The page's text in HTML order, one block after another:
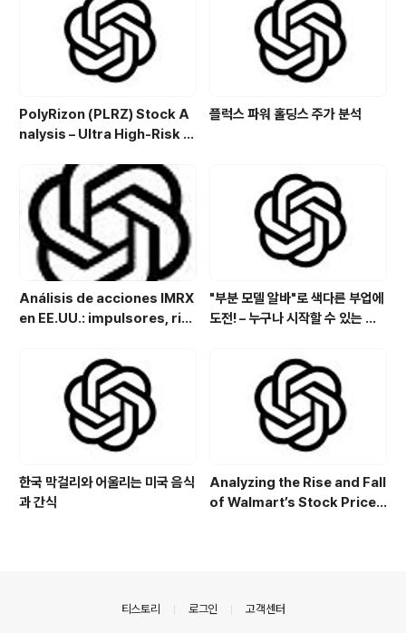
a de inversión en el sector
energético
PolyRizon (PLRZ) Stock A
nalysis – Ultra High-Risk N
with Allergy, Virus & Nalox
one Platform Potential
플럭스 파워 홀딩스 주가 분석
Análisis de acciones IMRX
en EE.UU.: impulsores, rie
"부분 모델 알바"로 색다른 부업에
도전! – 누구나 시작할 수 있는 특
한국 막걸리와 어울리는 미국 음식
과 간식
Analyzing the Rise and Fall
of Walmart’s Stock Price:
티스토리 로그인 고객센터